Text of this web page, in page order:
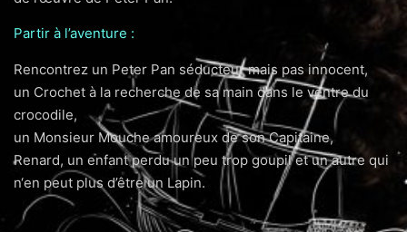
Partir à l’aventure :
Rencontrez un Peter Pan séducteur mais pas innocent,
un Crochet à la recherche de sa main dans le ventre du
crocodile,
un Monsieur Mouche amoureux de son Capitaine,
Renard, un enfant perdu un peu trop goupil et un autre qui
n‘en peut plus d’être un Lapin.